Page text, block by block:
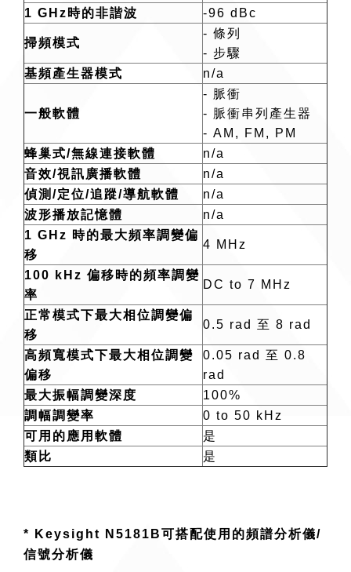
1 GHz時的非諧波
-96 dBc
掃頻模式
- 條列
- 步驟
基頻產生器模式
n/a
一般軟體
- 脈衝
- 脈衝串列產生器
- AM, FM, PM
蜂巢式/無線連接軟體
n/a
音效/視訊廣播軟體
n/a
偵測/定位/追蹤/導航軟體
n/a
波形播放記憶體
n/a
1 GHz 時的最大頻率調變偏
移
4 MHz
100 kHz 偏移時的頻率調變
率
DC to 7 MHz
正常模式下最大相位調變偏
移
0.5 rad 至 8 rad
高頻寬模式下最大相位調變
偏移
0.05 rad 至 0.8
rad
最大振幅調變深度
100%
調幅調變率
0 to 50 kHz
可用的應用軟體
是
類比
是
* Keysight N5181B可搭配使用的頻譜分析儀/
信號分析儀